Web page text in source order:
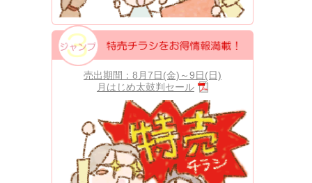
売出期間：8月7日(金)～9日(日)
月はじめ太鼓判セール